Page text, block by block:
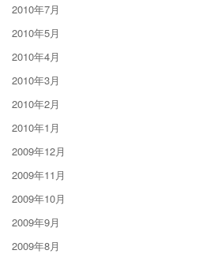
2010年7月
2010年5月
2010年4月
2010年3月
2010年2月
2010年1月
2009年12月
2009年11月
2009年10月
2009年9月
2009年8月